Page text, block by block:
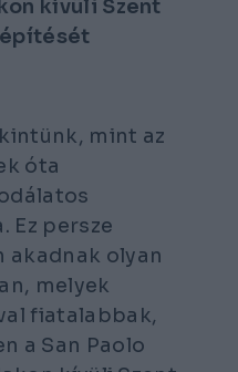
kívüli Szent
mint az
óta
Ez persze
akadnak olyan
melyek
fiatalabbak,
a San Paolo